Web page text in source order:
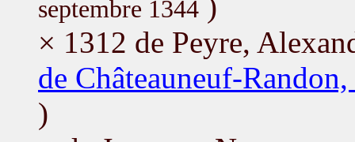
septembre 1344
× 1312 de Peyre,
de Châteauneuf-
)